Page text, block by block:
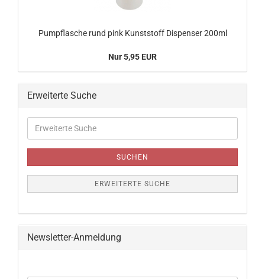
Pumpflasche rund pink Kunststoff Dispenser 200ml
Nur 5,95 EUR
Erweiterte Suche
Suche
SUCHEN
ERWEITERTE SUCHE
Newsletter-Anmeldung